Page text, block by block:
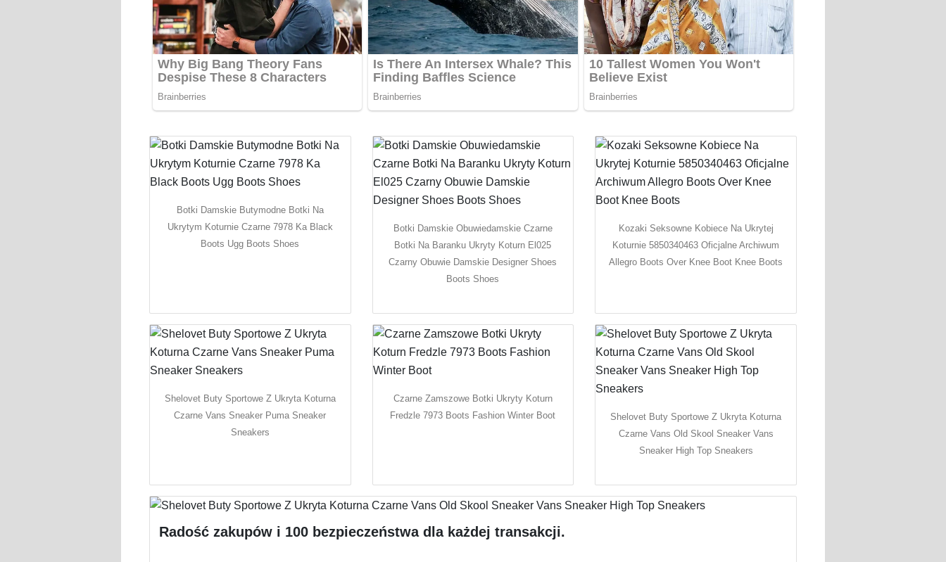
Botki Damskie Butymodne Botki Na
Ukrytym Koturnie Czarne 7978 Ka Black
Boots Ugg Boots Shoes
Botki Damskie Obuwiedamskie Czarne
Botki Na Baranku Ukryty Koturn El025
Czarny Obuwie Damskie Designer Shoes
Boots Shoes
Kozaki Seksowne Kobiece Na Ukrytej
Koturnie 5850340463 Oficjalne Archiwum
Allegro Boots Over Knee Boot Knee Boots
Shelovet Buty Sportowe Z Ukryta Koturna
Czarne Vans Sneaker Puma Sneaker
Sneakers
Czarne Zamszowe Botki Ukryty Koturn
Fredzle 7973 Boots Fashion Winter Boot
Shelovet Buty Sportowe Z Ukryta Koturna
Czarne Vans Old Skool Sneaker Vans
Sneaker High Top Sneakers
Radość zakupów i 100 bezpieczeństwa dla każdej transakcji.